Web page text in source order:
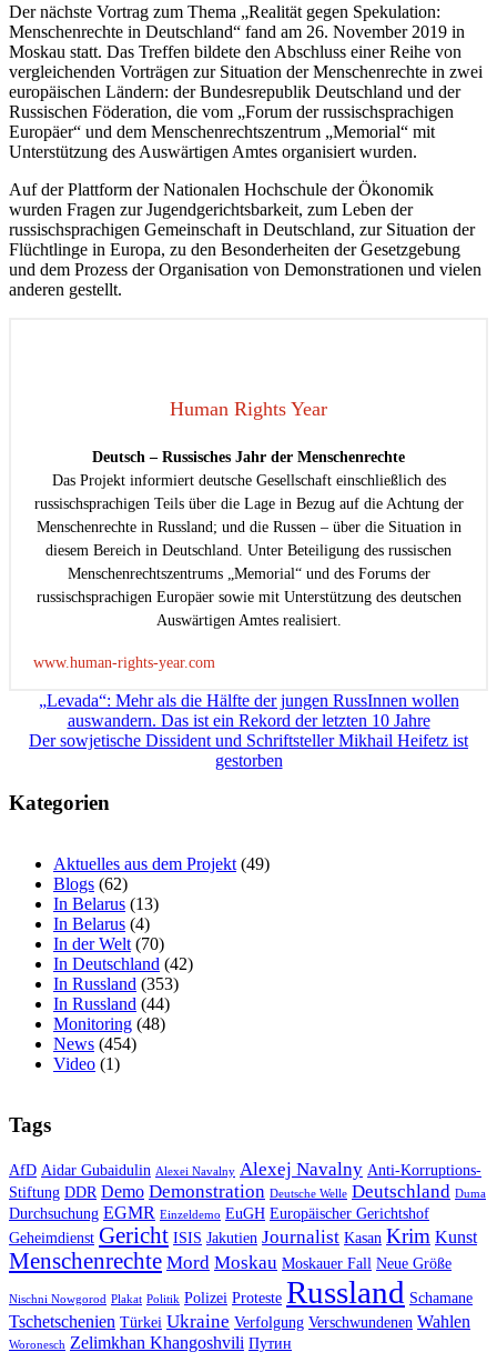
Der nächste Vortrag zum Thema „Realität gegen Spekulation:
Menschenrechte in Deutschland“ fand am 26. November 2019 in
Moskau statt. Das Treffen bildete den Abschluss einer Reihe von
vergleichenden Vorträgen zur Situation der Menschenrechte in zwei
europäischen Ländern: der Bundesrepublik Deutschland und der
Russischen Föderation, die vom „Forum der russischsprachigen
Europäer“ und dem Menschenrechtszentrum „Memorial“ mit
Unterstützung des Auswärtigen Amtes organisiert wurden.
Auf der Plattform der Nationalen Hochschule der Ökonomik
wurden Fragen zur Jugendgerichtsbarkeit, zum Leben der
russischsprachigen Gemeinschaft in Deutschland, zur Situation der
Flüchtlinge in Europa, zu den Besonderheiten der Gesetzgebung
und dem Prozess der Organisation von Demonstrationen und vielen
anderen gestellt.
Human Rights Year
Deutsch – Russisches Jahr der Menschenrechte
Das Projekt informiert deutsche Gesellschaft einschließlich des
russischsprachigen Teils über die Lage in Bezug auf die Achtung der
Menschenrechte in Russland; und die Russen – über die Situation in
diesem Bereich in Deutschland. Unter Beteiligung des russischen
Menschenrechtszentrums „Memorial“ und des Forums der
russischsprachigen Europäer sowie mit Unterstützung des deutschen
Auswärtigen Amtes realisiert.
www.human-rights-year.com
Beitragsnavigation
„Levada“: Mehr als die Hälfte der jungen RussInnen wollen
auswandern. Das ist ein Rekord der letzten 10 Jahre
Der sowjetische Dissident und Schriftsteller Mikhail Heifetz ist
gestorben
Kategorien
Aktuelles aus dem Projekt (49)
Blogs (62)
In Belarus (13)
In Belarus (4)
In der Welt (70)
In Deutschland (42)
In Russland (353)
In Russland (44)
Monitoring (48)
News (454)
Video (1)
Tags
AfD Aidar Gubaidulin Alexei Navalny Alexej Navalny Anti-Korruptions-
Stiftung DDR Demo Demonstration Deutsche Welle Deutschland Duma
Durchsuchung EGMR Einzeldemo EuGH Europäischer Gerichtshof
Geheimdienst Gericht ISIS Jakutien Journalist Kasan Krim Kunst
Menschenrechte Mord Moskau Moskauer Fall Neue Größe
Nischni Nowgorod Plakat Politik Polizei Proteste Russland Schamane
Tschetschenien Türkei Ukraine Verfolgung Verschwundenen Wahlen
Woronesch Zelimkhan Khangoshvili Путин